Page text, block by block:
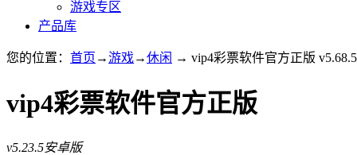
游戏专区
产品库
您的位置： 首页 →游戏→休闲 → vip4彩票软件官方正版
vip4彩票软件官方正版
v5.23.5安卓版